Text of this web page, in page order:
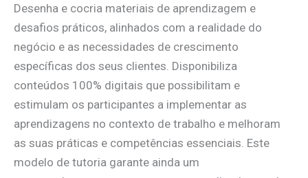
Desenha e cocria materiais de aprendizagem e
desafios práticos, alinhados com a realidade do
negócio e as necessidades de crescimento
específicas dos seus clientes. Disponibiliza
conteúdos 100% digitais que possibilitam e
estimulam os participantes a implementar as
aprendizagens no contexto de trabalho e melhoram
as suas práticas e competências essenciais. Este
modelo de tutoria garante ainda um